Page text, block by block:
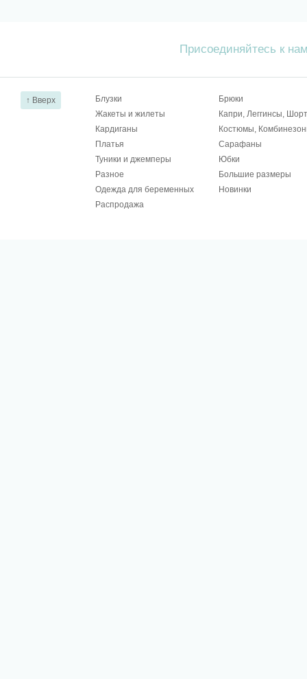
Присоединяйтесь к
↑ Вверх Блузки
Брюки
Жакеты и жилеты
Капри, Леггинсы,
Кардиганы
Костюмы,
Платья
Сарафаны
Туники и джемперы
Юбки
Разное
Большие размеры
Одежда для беременных
Новинки
Распродажа